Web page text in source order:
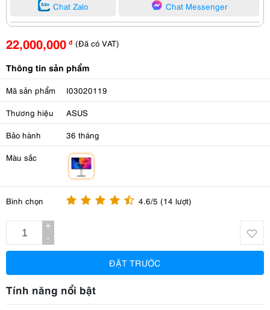
Chat Zalo Chat Messenger
22,000,000 đ (Đã có VAT)
Thông tin sản phẩm
Mã sản phẩm I03020119
Thương hiệu ASUS
Bảo hành 36 tháng
Màu sắc
Bình chọn 4.6/5 (14 lượt)
+
-
ĐẶT TRƯỚC
Tính năng nổi bật